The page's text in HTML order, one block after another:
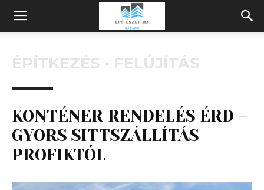
Építeszeti
Magazin
ÉPÍTKEZÉS - FELÚJÍTÁS
KONTÉNER RENDELÉS ÉRD –
GYORS SITTSZÁLLÍTÁS
PROFIKTÓL